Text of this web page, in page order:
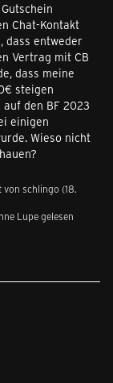
Chat-Kontakt
dass entweder
Vertrag mit CB
dass meine
steigen
den BF 2023
einigen
Wieso nicht
von schlingo (18.
Lupe gelesen